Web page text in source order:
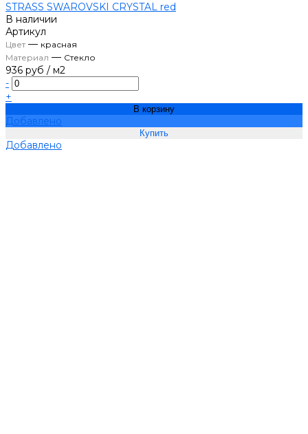
STRASS SWAROVSKI CRYSTAL red
В наличии
Артикул
Цвет— красная
Материал — Стекло
936 руб / м2
-
+
В корзину
Добавлено
Добавлено